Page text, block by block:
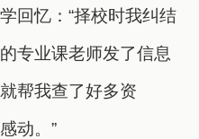
回忆：“择校时我纠结
专业课老师发了信息
帮我查了好多资
动。”